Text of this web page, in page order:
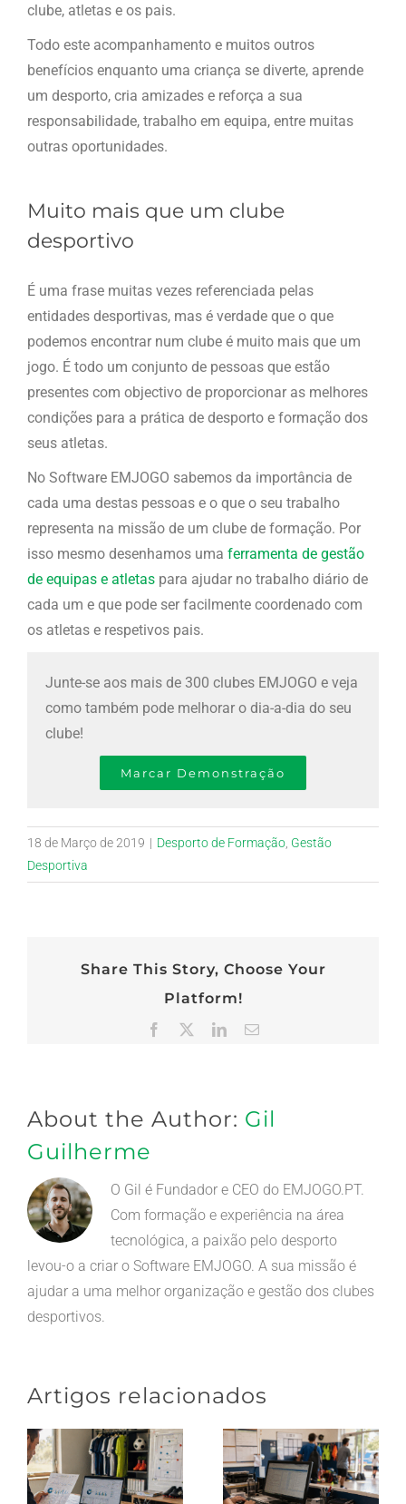
clube, atletas e os pais.
Todo este acompanhamento e muitos outros
benefícios enquanto uma criança se diverte, aprende
um desporto, cria amizades e reforça a sua
responsabilidade, trabalho em equipa, entre muitas
outras oportunidades.
Muito mais que um clube
desportivo
É uma frase muitas vezes referenciada pelas
entidades desportivas, mas é verdade que o que
podemos encontrar num clube é muito mais que um
jogo. É todo um conjunto de pessoas que estão
presentes com objectivo de proporcionar as melhores
condições para a prática de desporto e formação dos
seus atletas.
No Software EMJOGO sabemos da importância de
cada uma destas pessoas e o que o seu trabalho
representa na missão de um clube de formação. Por
isso mesmo desenhamos uma ferramenta de gestão
de equipas e atletas para ajudar no trabalho diário de
cada um e que pode ser facilmente coordenado com
os atletas e respetivos pais.
Junte-se aos mais de 300 clubes EMJOGO e veja
como também pode melhorar o dia-a-dia do seu
clube!
Marcar Demonstração
18 de Março de 2019 | Desporto de Formação Gestão
Desportiva
Share This Story, Choose Your
Platform!
Facebook LinkedInEmail
About the Author: Gil
Guilherme
O Gil é Fundador e CEO do EMJOGO.PT.
Com formação e experiência na área
tecnológica, a paixão pelo desporto
levou-o a criar o Software EMJOGO. A sua missão é
ajudar a uma melhor organização e gestão dos clubes
desportivos.
Artigos relacionados